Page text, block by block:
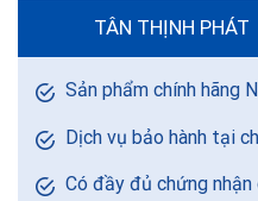
TÂN THỊNH PHÁT
Sản phẩm chính hãng
Dịch vụ bảo hành tại
Có đầy đủ chứng